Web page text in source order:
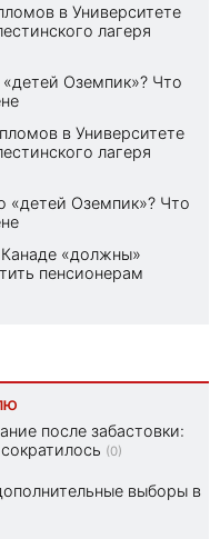
в Университете
лагеря
Оземпик»? Что
в Университете
лагеря
«детей Оземпик»? Что
«должны»
пенсионерам
после забастовки:
(0)
выборы в